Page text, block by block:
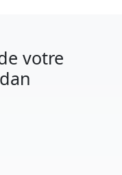
votre